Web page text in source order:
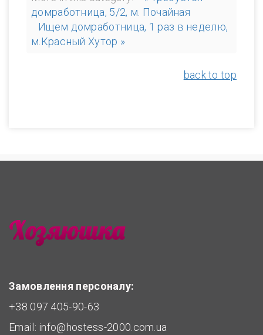
домработница, 5/2, м. Почайная
Ищем домработница, 1 раз в неделю,
м.Красный Хутор »
back to top
Замовлення персоналу:
+38 097 405-90-63
Email: info@hostess-2000.com.ua